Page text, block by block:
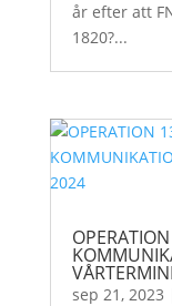
år efter att
1820?...
sep 21, 2023